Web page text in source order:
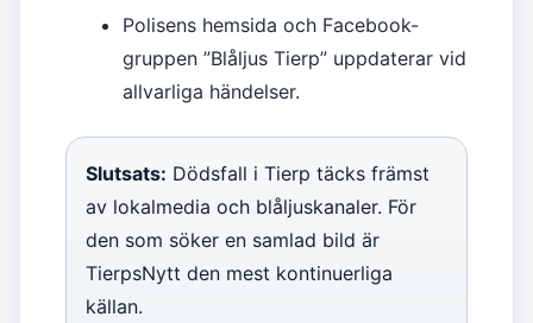
Polisens hemsida och Facebook-
gruppen ”Blåljus Tierp” uppdaterar vid
allvarliga händelser.
Slutsats: Dödsfall i Tierp täcks främst
av lokalmedia och blåljuskanaler. För
den som söker en samlad bild är
TierpsNytt den mest kontinuerliga
källan.